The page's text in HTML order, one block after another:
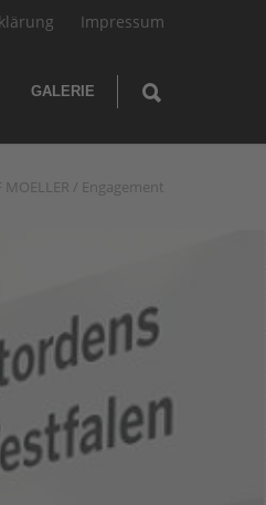
Impressum
GALERIE
MOELLER / Engagement